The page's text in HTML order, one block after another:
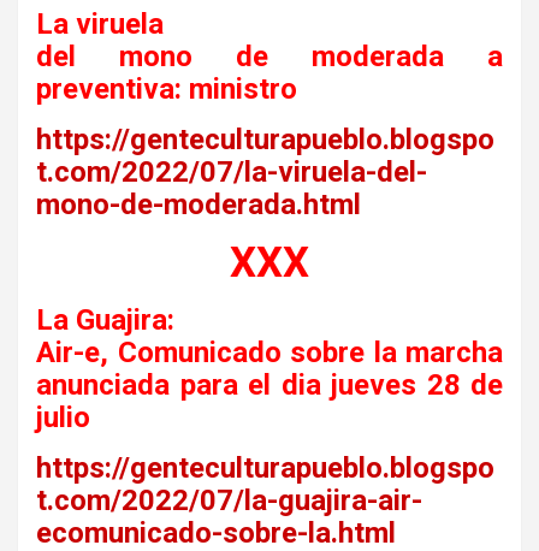
La viruela
del mono de moderada a
preventiva: ministro
https://genteculturapueblo.blogspo
t.com/2022/07/la-viruela-del-
mono-de-moderada.html
XXX
La Guajira:
Air-e, Comunicado sobre la marcha
anunciada para el dia jueves 28 de
julio
https://genteculturapueblo.blogspo
t.com/2022/07/la-guajira-air-
ecomunicado-sobre-la.html